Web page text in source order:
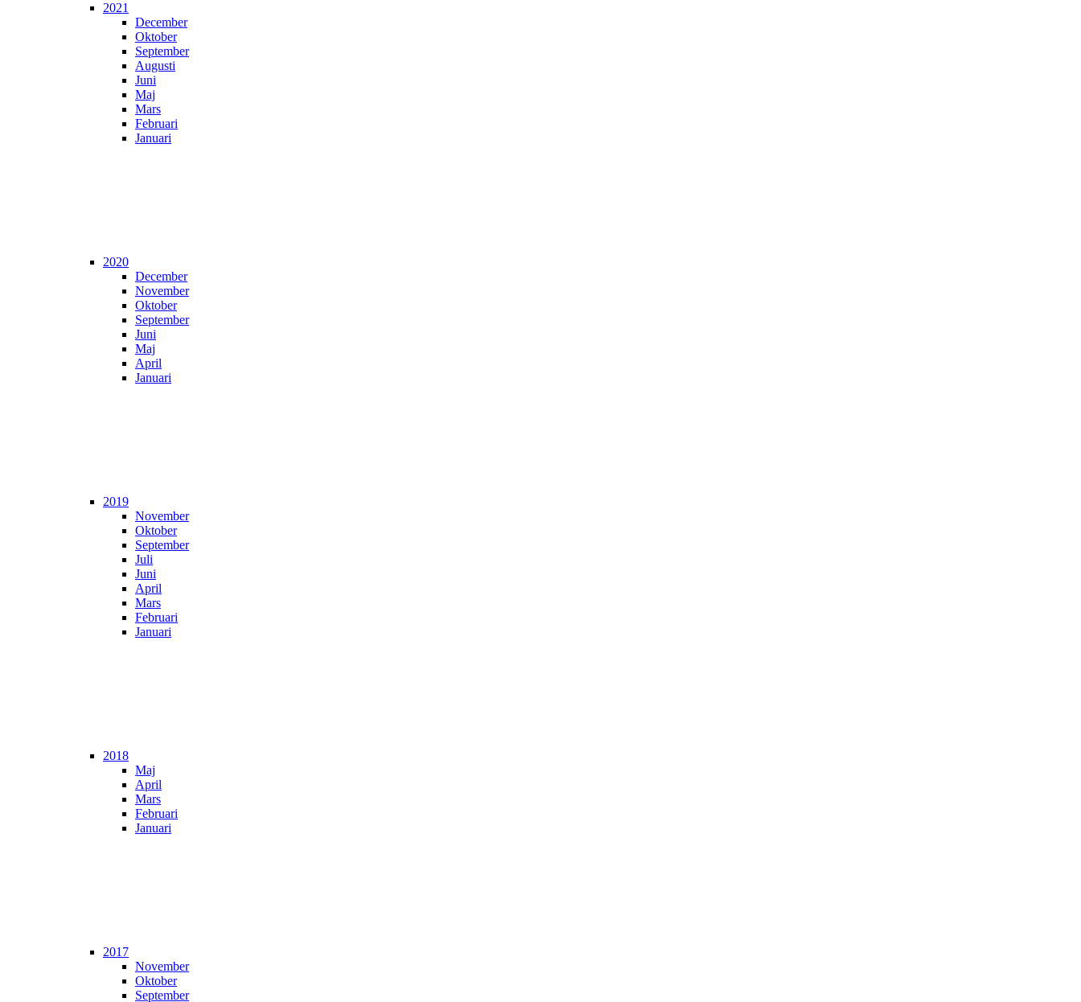
2021
December
Oktober
September
Augusti
Juni
Maj
Mars
Februari
Januari
2020
December
November
Oktober
September
Juni
Maj
April
Januari
2019
November
Oktober
September
Juli
Juni
April
Mars
Februari
Januari
2018
Maj
April
Mars
Februari
Januari
2017
November
Oktober
September